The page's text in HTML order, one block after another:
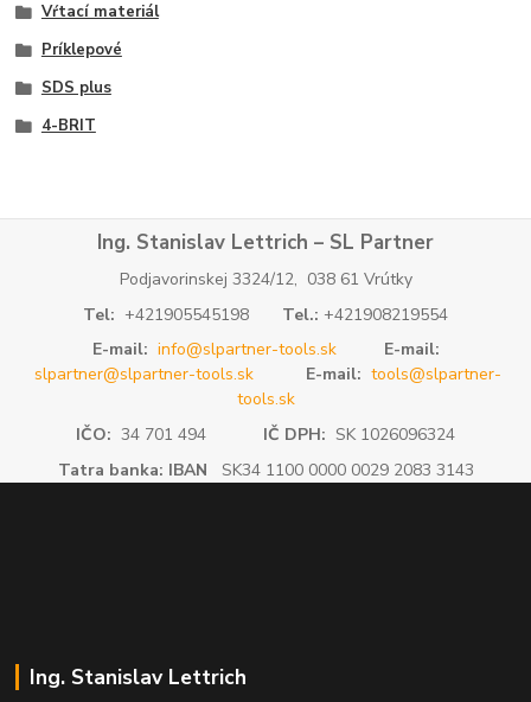
Vŕtací materiál
Príklepové
SDS plus
4-BRIT
Ing. Stanislav Lettrich – SL Partner
Podjavorinskej 3324/12, 038 61 Vrútky
Tel: +421905545198 Tel.: +421908219554
E-mail: info@slpartner-tools.sk
E-mail:
slpartner@slpartner-tools.sk
E-mail: tools@slpartner-
tools.sk
IČO: 34 701 494 IČ DPH: SK 1026096324
Tatra banka: IBAN SK34 1100 0000 0029 2083 3143
Ing. Stanislav Lettrich